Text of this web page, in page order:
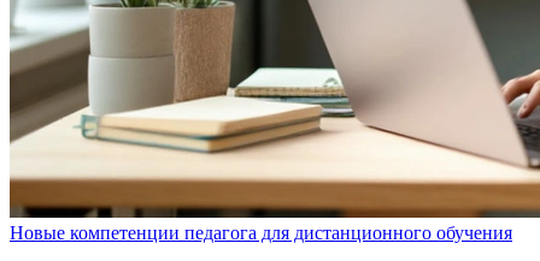
Новые компетенции педагога для дистанционного обучения